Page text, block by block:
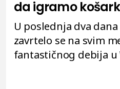
da igramo
U poslednja dva
zavrtelo se na svim
fantastičnog debija u